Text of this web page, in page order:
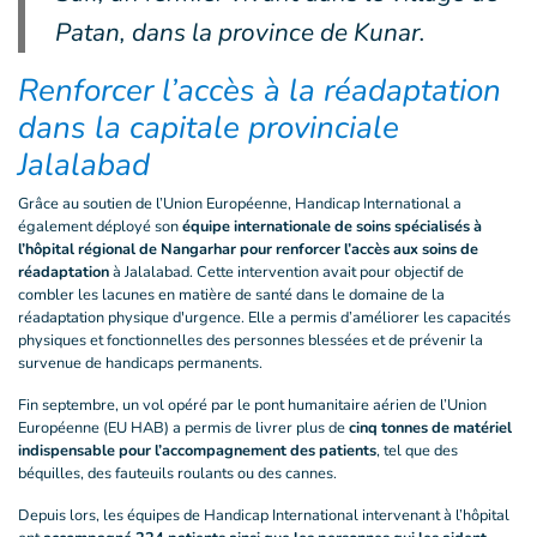
Patan, dans la province de Kunar.
Renforcer l’accès à la réadaptation
dans la capitale provinciale
Jalalabad
Grâce au soutien de l’Union Européenne, Handicap International a
également déployé sonéquipe internationale de soins spécialisés à
l’hôpital régional de Nangarhar pour renforcer l’accès aux soins de
réadaptationà Jalalabad. Cette intervention avait pour objectif de
combler les lacunes en matière de santé dans le domaine de la
réadaptation physique d'urgence. Elle a permis d’améliorer les capacités
physiques et fonctionnelles des personnes blessées et de prévenir la
survenue de handicaps permanents.
Fin septembre, un vol opéré par le pont humanitaire aérien de l’Union
Européenne (EU HAB) a permis de livrer plus decinq tonnes de matériel
indispensable pour l’accompagnement des patients, tel que des
béquilles, des fauteuils roulants ou des cannes.
Depuis lors, les équipes de Handicap International intervenant à l’hôpital